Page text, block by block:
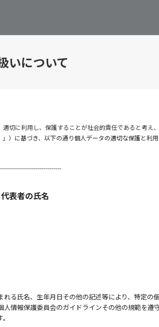
いについて
切に利用し、保護することが社会的責任であると考え
」）に基づき、以下の通り個人データの適切な保護と
表者の氏名
れる氏名、生年月日その他の記述等により、特定
人情報保護委員会のガイドラインその他の規範を